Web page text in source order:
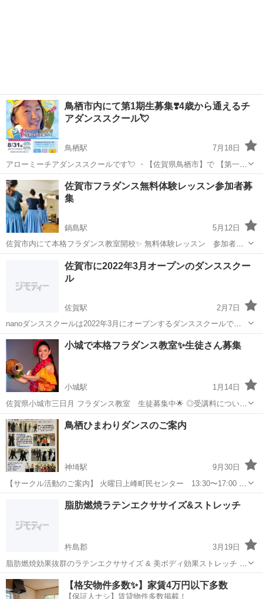
鳥栖市内にて第1期生募集❣️4歳から通えるチ
アダンススクール💘
鳥栖駅
7月18日
アローミーチアダンススクールです💘 ・【佐賀県鳥栖市】で 【第一期
生募集】の無料体験会を開催します✨ ・ 日時📅2022年8月31日(水) ・
場所📍駅前不動産スタジアム 本部室 ・ 時間⏰【幼児クラス】15:20～
16:...
佐賀 鳥栖市 鳥栖駅 ダンス クラス
佐賀市フラダンス無料体験レッスン参加者募
集
鍋島駅
5月12日
佐賀市内にて本格フラダンス教室開校✨ 無料体験レッスン 参加者募
集中🌟 年齢やご経験問わずどなたでもご参加いただけます。 ◎受講料
鍋島駅 フラダンス フラ
佐賀市に2022年3月オープンのダンススクー
ル
佐賀駅
2月7日
nanoダンススクールは2022年3月にオープンするダンススクールで
す。 講師はnanoミュージカルスクール代表講師の江上優衣先生！ こ
れまで、学映システムのCMの振り付けをはじめ様々なCMやイベント
での振り付けを担当し...
佐賀 佐賀市 佐賀駅 その他 クラス
小城で本格フラダンス教室✨生徒さん募集
小城駅
1月14日
佐賀県小城市三日月 フラダンス教室 生徒募集中🌟 ◎受講料について
1レッスン90分間 ＊月謝制の場合 1ヶ月 ¥6,000 月3レッスン ＊チケッ
ト制の場合 90分レッスン✖️5回 [3ヶ月間有効] ¥12...
佐賀 小城市 小城駅 ダンス
鳥栖ひまわりダンスのご案内
神埼駅
9月30日
【サークル活動のご案内】 火曜日上峰町民センター 13:30〜17:00 水
曜日千代田保健センター(11月まで)10〜12 神埼中央公民館 (12月か
ら)9:30〜11:30 土曜日上峰町民センター 1...
神埼市 神埼駅 社交ダンス チャチャチャ
脂肪燃焼ラテンエクササイズ&ストレッチ
杵島郡
3月19日
脂肪燃焼効果抜群のラテンエクササイズ & 美ボディ効果ストレッチ 毎
週土曜日 20:20～21:50 1回500円 ロマンススタジオ 0952(86)4516 予約
制
佐賀 杵島郡 ダンス ラテン
【格安物件多数✨】家賃4万円以下多数
【保証人ナシ】賃貸物件多数掲載！